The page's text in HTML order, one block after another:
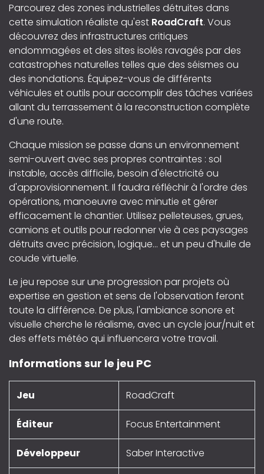
Parcourez des zones industrielles détruites dans
cette simulation réaliste qu'est RoadCraft. Vous
découvrez des infrastructures critiques
endommagées et des sites isolés ravagés par des
catastrophes naturelles telles que des séismes ou
des inondations. Équipez-vous de différents
véhicules et outils pour accomplir des tâches variées
allant du terrassement à la reconstruction complète
d'une route.
Chaque mission se passe dans un environnement
semi-ouvert avec ses propres contraintes : sol
instable, accès difficile, besoin d'électricité ou
d'approvisionnement. Il faudra réfléchir à l'ordre des
opérations, manoeuvre avec minutie et gérer
efficacement le chantier. Utilisez pelleteuses, grues,
camions et outils pour redonner vie à ces paysages
détruits avec précision, logique... et un peu d'huile de
coude virtuelle.
Le jeu repose sur une progression par projets où
expertise en gestion et sens de l'observation feront
toute la différence. De plus, l'ambiance sonore et
visuelle cherche le réalisme, avec un cycle jour/nuit et
des effets météo qui influencera votre travail.
Informations sur le jeu PC
Jeu RoadCraft
Éditeur Focus Entertainment
Développeur Saber Interactive